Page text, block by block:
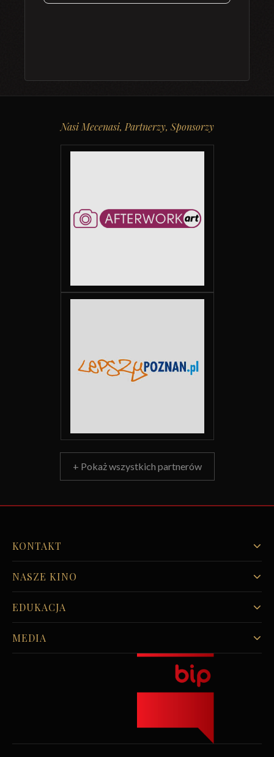
Nasi Mecenasi, Partnerzy, Sponsorzy
+ Pokaż wszystkich partnerów
KONTAKT
NASZE KINO
EDUKACJA
MEDIA